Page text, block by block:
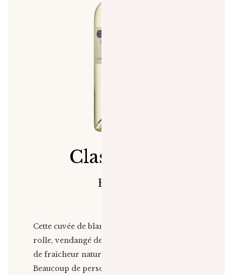
Classique
Blanc
Cette cuvée de blanc est élaborée avec du
rolle, vendangé de nuit pour un maximum
de fraîcheur naturelle avant vinification.
Beaucoup de personnalité pour cette